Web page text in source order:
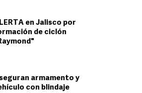
en Jalisco por
de ciclón
armamento y
con blindaje